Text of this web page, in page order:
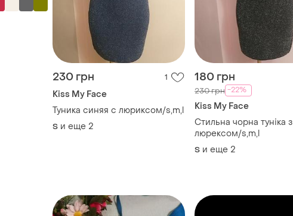
230 грн 1
Kiss My Face
Туника синяя с люриксом/s,m,l
S и еще 2
180 грн
230 грн -22%
Kiss My Face
Стильна чорна туніка з
люрексом/s,m,l
S и еще 2